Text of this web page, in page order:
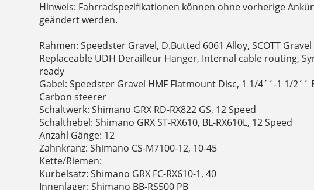
Hinweis: Fahrradspezifikationen können ohne vorherige
geändert werden.
Rahmen: Speedster Gravel, D.Butted 6061 Alloy, SCOTT
Replaceable UDH Derailleur Hanger, Internal cable routing,
ready
Gabel: Speedster Gravel HMF Flatmount Disc, 1 1/4´´-1 1/2´´
Carbon steerer
Schaltwerk: Shimano GRX RD-RX822 GS, 12 Speed
Schalthebel: Shimano GRX ST-RX610, BL-RX610L, 12 Speed
Anzahl Gänge: 12
Zahnkranz: Shimano CS-M7100-12, 10-45
Kette/Riemen:
Kurbelsatz: Shimano GRX FC-RX610-1, 40
Innenlager: Shimano BB-RS500 PB